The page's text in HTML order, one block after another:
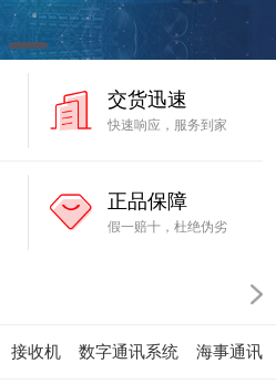
交货迅速
快速响应，服务到家
正品保障
假一赔十，杜绝伪劣
接收机 数字通讯系统 海事通讯